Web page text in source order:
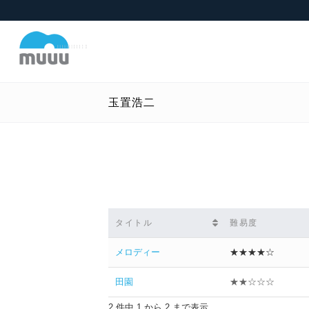
玉置浩二
タイトル 難易度
メロディー ★★★★☆
田園 ★★☆☆☆